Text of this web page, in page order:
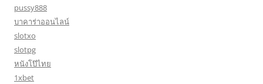
pussy888
บาคาร่าออนไลน์
slotxo
slotpg
หนังโป๊ไทย
1xbet